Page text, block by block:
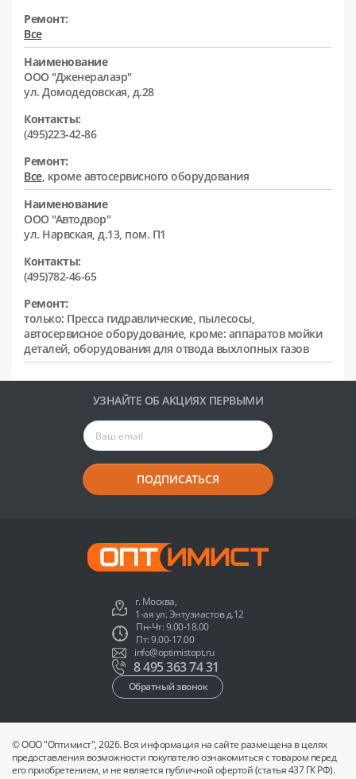
Ремонт:
Все
Наименование
ООО "Дженералаэр"
ул. Домодедовская, д.28
Контакты:
(495)223-42-86
Ремонт:
Все, кроме автосервисного оборудования
Наименование
ООО "Автодвор"
ул. Нарвская, д.13, пом. П1
Контакты:
(495)782-46-65
Ремонт:
только: Пресса гидравлические, пылесосы,
автосервисное оборудование, кроме: аппаратов мойки
деталей, оборудования для отвода выхлопных газов
УЗНАЙТЕ ОБ АКЦИЯХ ПЕРВЫМИ
ПОДПИСАТЬСЯ
г. Москва,
1-ая ул. Энтузиастов д.12
Пн-Чт: 9.00-18.00
Пт: 9.00-17.00
info@optimistopt.ru
8 495 363 74 31
Обратный звонок
© ООО "Оптимист", 2026. Вся информация на сайте размещена в целях
предоставления возможности покупателю ознакомиться с товаром перед
его приобретением, и не является публичной офертой (статья 437 ГК РФ).